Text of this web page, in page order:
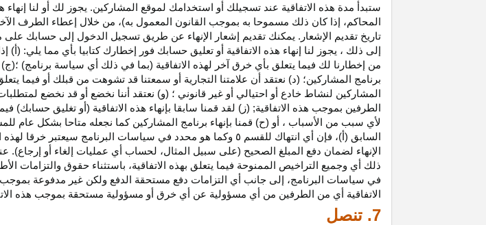
ستبدأ مدة هذه الاتفاقية عند تسجيلك أو استخدامك لموقع المشاركين. يجوز لك أو لنا
المحاكم، إذا كان ذلك مسموحا به بموجب القانون المعمول به)، من خلال إعطاء الطرف الآخر
تاريخ تقديم الإشعار. يمكنك تقديم إشعار الإنهاء عن طريق تسجيل الدخول إلى حسابك
إلى ذلك ، يجوز لنا إنهاء هذه الاتفاقية أو تعليق حسابك فور إخطارك كتابيا بأي مما
من إخطارنا لك فيما يتعلق بأي خرق آخر لهذه الاتفاقية (بما في ذلك أي سياسة برنامج)
برنامج المشاركين؛ (د) نعتقد أن علامتنا التجارية أو سمعتنا قد تشوهت من قبلك أو فيما
المشاركين لنشاط خادع أو احتيالي أو غير قانوني ؛ (و) نعتقد أننا نخضع أو قد نخضع
الطرفين بموجب هذه الاتفاقية; (ز) لقد قمنا سابقا بإنهاء هذه الاتفاقية (أو تغليق
لأي سبب من الأسباب ، أو (ح) قمنا بإنهاء برنامج المشاركين كما نجعله متاحا بشكل
السابق (أ)، فإن أي انتهاك للقسم ٥ وكما هو محدد في سياسات
الإنهاء لضمان دفع المبلغ الصحيح (على سبيل المثال، لحساب أي عمليات إلغاء أو إرجاع).
ذلك أي وجميع التراخيص الممنوحة فيما يتعلق بهذه
الاتفاقية، باستثناء حقوق والتزامات
في سياسات البرنامج، إلى جانب أي التزامات دفع مستحقة
الدفع ولكن غير مدفوعة بموجب
الاتفاقية أي من الطرفين من أي مسؤولية عن أي خرق أو مسؤولية مستحقة بموجب هذه
7. تنصل